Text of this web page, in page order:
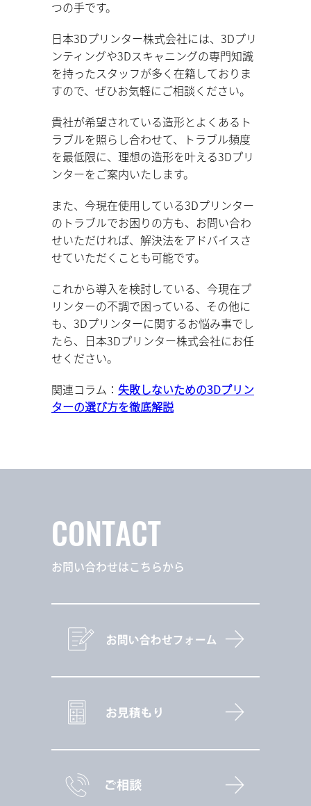
つの手です。
日本3Dプリンター株式会社には、3Dプリ
ンティングや3Dスキャニングの専門知識
を持ったスタッフが多く在籍しておりま
すので、ぜひお気軽にご相談ください。
貴社が希望されている造形とよくあるト
ラブルを照らし合わせて、トラブル頻度
を最低限に、理想の造形を叶える3Dプリ
ンターをご案内いたします。
また、今現在使用している3Dプリンター
のトラブルでお困りの方も、お問い合わ
せいただければ、解決法をアドバイスさ
せていただくことも可能です。
これから導入を検討している、今現在プ
リンターの不調で困っている、その他に
も、3Dプリンターに関するお悩み事でし
たら、日本3Dプリンター株式会社にお任
せください。
関連コラム： 失敗しないための3Dプリン
ターの選び方を徹底解説
CONTACT
お問い合わせはこちらから